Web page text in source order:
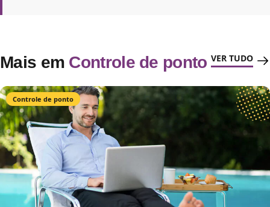
Mais em Controle de ponto VER TUDO
Controle de ponto